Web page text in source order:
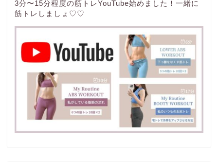
3分〜15分程度の筋トレYouTube始めました！一緒に
筋トレしましょ♡♡